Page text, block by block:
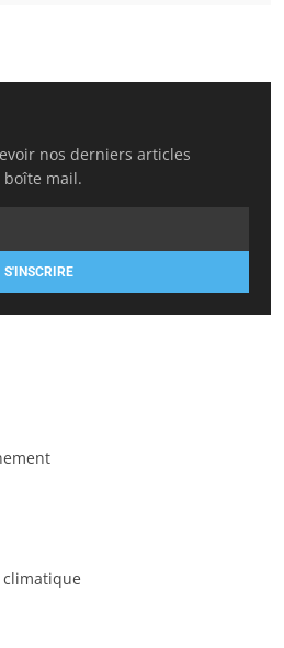
nos derniers articles
mail.
S'INSCRIRE
climatique